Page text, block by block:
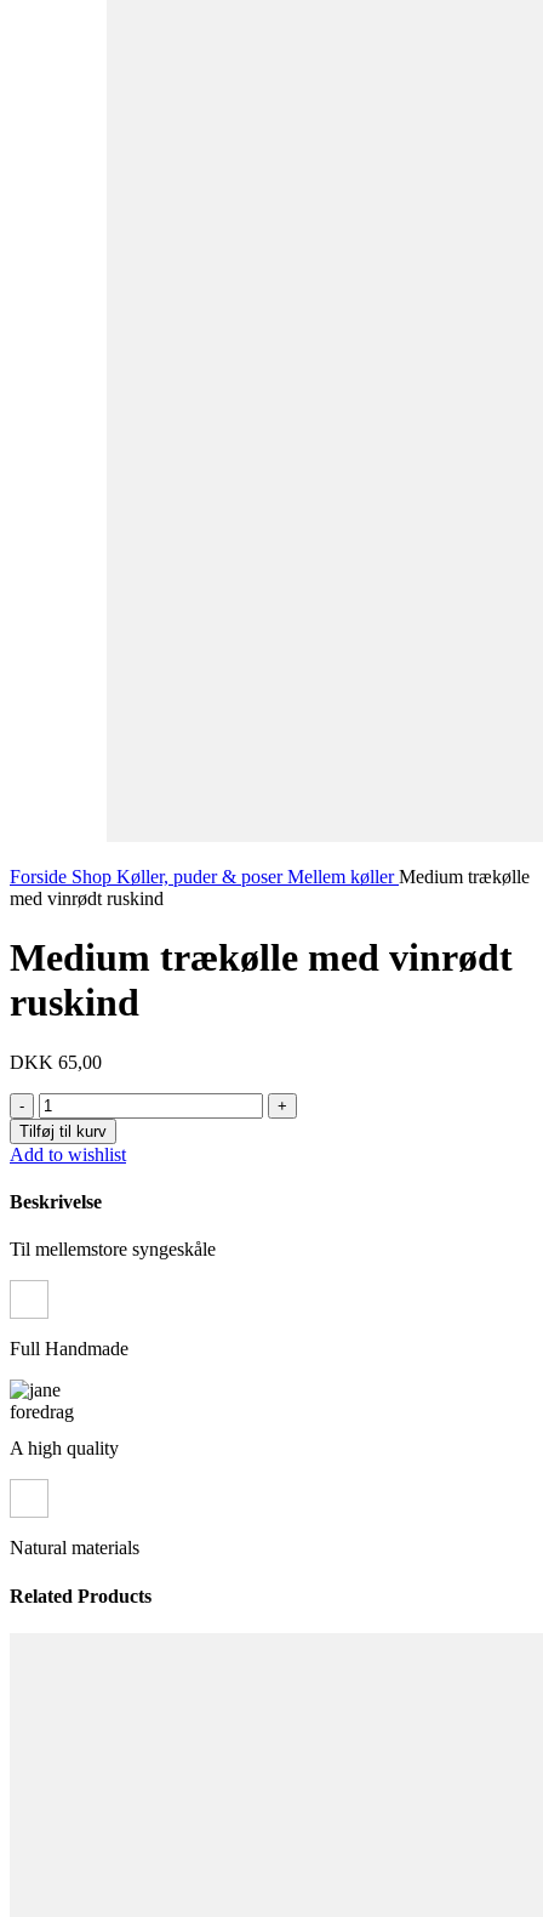
Forside Shop Køller, puder & poserMellem køllerMedium trækølle
med vinrødt ruskind
Medium trækølle med vinrødt
ruskind
DKK 65,00
Medium
trækølle
med
vinrødt
ruskind
antal
Tilføj til kurv
Add to wishlist
Beskrivelse
Til mellemstore syngeskåle
Full Handmade
A high quality
Natural materials
Related Products